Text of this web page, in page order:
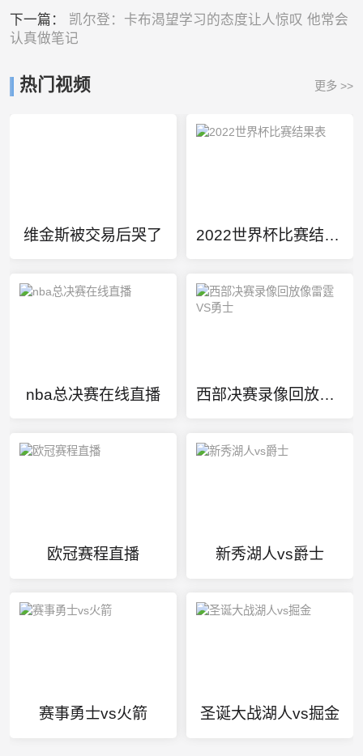
下一篇： 凯尔登：卡布渴望学习的态度让人惊叹 他常会
认真做笔记
热门视频 更多 >>
维金斯被交易后哭了 2022世界杯比赛结果表
nba总决赛在线直播 西部决赛录像回放像雷霆VS勇士
欧冠赛程直播 新秀湖人vs爵士
赛事勇士vs火箭 圣诞大战湖人vs掘金